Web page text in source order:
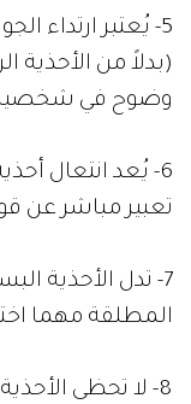
5- يُعتبر ارتداء
(بدلاً من الأحذية
وضوح في شخصية
6- يُعد انتعال أحذية الـ
تعبير مباشر عن
7- تدل الأحذية
المطلقة مهما
8- لا تحظى